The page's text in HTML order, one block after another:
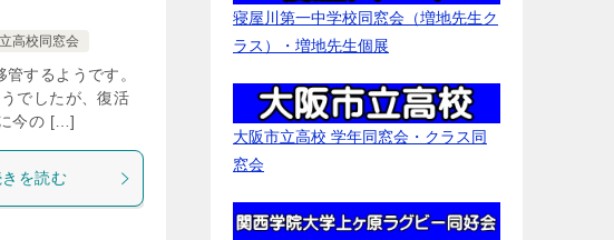
高校同窓会
するようです。
でしたが、復活
今の […]
を読む
寝屋川第一中学校同窓会（増地先生ク
ラス）・増地先生個展
大阪市立高校 学年同窓会・クラス同
窓会